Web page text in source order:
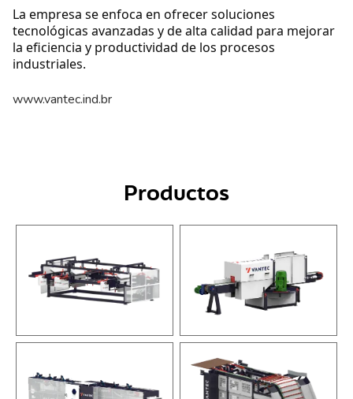
La empresa se enfoca en ofrecer soluciones
tecnológicas avanzadas y de alta calidad para mejorar
la eficiencia y productividad de los procesos
industriales.
www.vantec.ind.br
Productos